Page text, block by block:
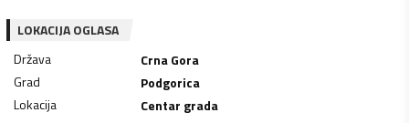
LOKACIJA OGLASA
Država
Crna Gora
Grad
Podgorica
Lokacija
Centar grada